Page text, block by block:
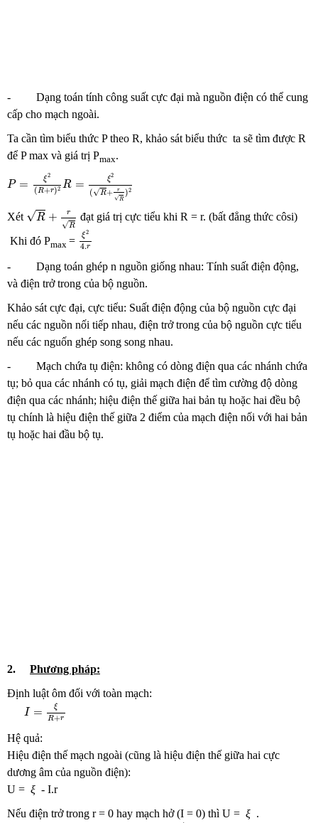
- Dạng toán tính công suất cực đại mà nguồn điện có thể cung
cấp cho mạch ngoài.
Ta cần tìm biểu thức P theo R, khảo sát biểu thức ta sẽ tìm được R
để P max và giá trị Pmax.
P = ξ2
(R+r)2 R = ξ2
(√R+ r
√R
)2
+r R
Xét √R + r
√R
+rR
đạt giá trị cực tiểu khi R = r. (bất đẳng thức côsi)
Khi đó Pmax = ξ2
4.r
ξ2
- Dạng toán ghép n nguồn giống nhau: Tính suất điện động,
và điện trở trong của bộ nguồn.
Khảo sát cực đại, cực tiểu: Suất điện động của bộ nguồn cực đại
nếu các nguồn nối tiếp nhau, điện trở trong của bộ nguồn cực tiểu
nếu các nguốn ghép song song nhau.
- Mạch chứa tụ điện: không có dòng điện qua các nhánh chứa
tụ; bỏ qua các nhánh có tụ, giải mạch điện để tìm cường độ dòng
điện qua các nhánh; hiệu điện thế giữa hai bản tụ hoặc hai đều bộ
tụ chính là hiệu điện thế giữa 2 điểm của mạch điện nối với hai bản
tụ hoặc hai đầu bộ tụ.
2. Phương pháp:
Định luật ôm đối với toàn mạch:
I =
ξ
R+r
R r
Hệ quả:
Hiệu điện thế mạch ngoài (cũng là hiệu điện thế giữa hai cực
dương âm của nguồn điện):
U = ξ - I.r
Nếu điện trở trong r = 0 hay mạch hở (I = 0) thì U = ξ .